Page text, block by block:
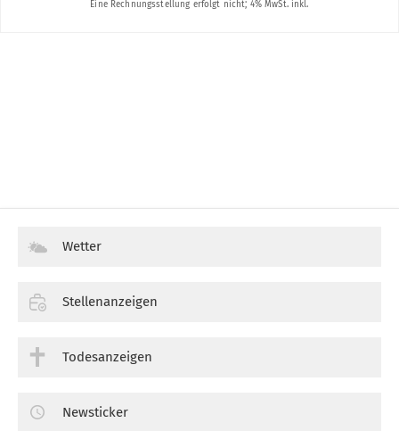
Wetter
Stellenanzeigen
Todesanzeigen
Newsticker